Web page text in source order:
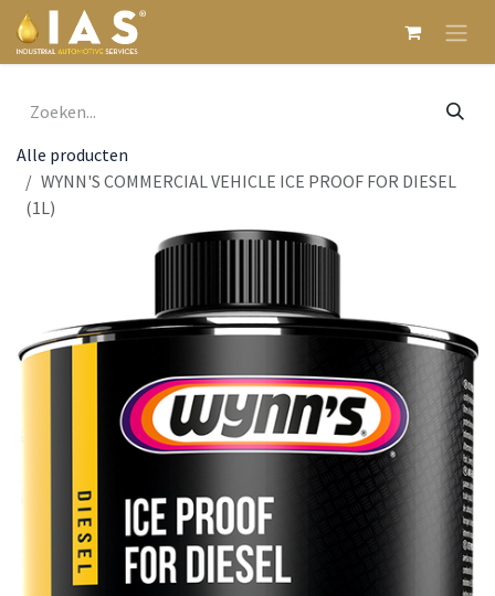
Overslaan naar inhoud
Alle producten
WYNN'S COMMERCIAL VEHICLE ICE PROOF FOR DIESEL
(1L)